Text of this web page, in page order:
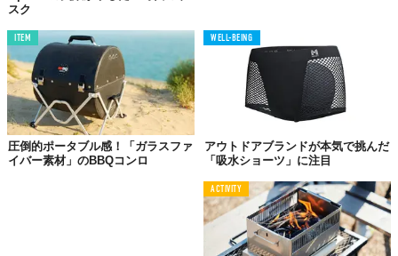
ティビティで活躍してくれそうなこちらのプロダクトは現在、
「Makuake」で応援購入を実施している。
価格は税込1万7600円〜だ。
Top image: ©
TABI LABO
この世界は、もっと広いはずだ。
スク
ITEM
圧倒的ポータブル感！「ガラスファ
イバー素材」のBBQコンロ
WELL-BEING
アウトドアブランドが本気で挑んだ
「吸水ショーツ」に注目
ACTIVITY